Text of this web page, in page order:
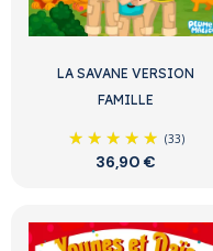
LA SAVANE VERSION
FAMILLE
(33)
36,90 €